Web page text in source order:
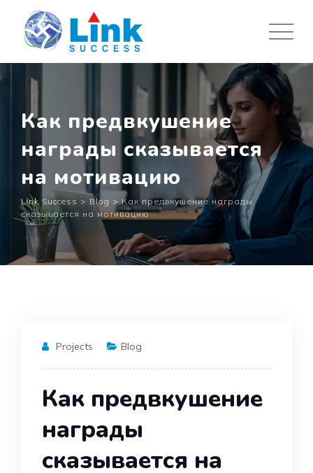
content
Как предвкушение
награды сказывается
на мотивацию
Link Success > Blog >Как предвкушение награды
сказывается на мотивацию
Projects Blog
Как предвкушение
награды
сказывается на